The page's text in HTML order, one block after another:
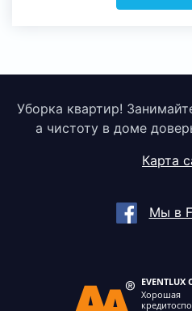
Уборка квартир!
а чистоту в доме
Карта
Мы в